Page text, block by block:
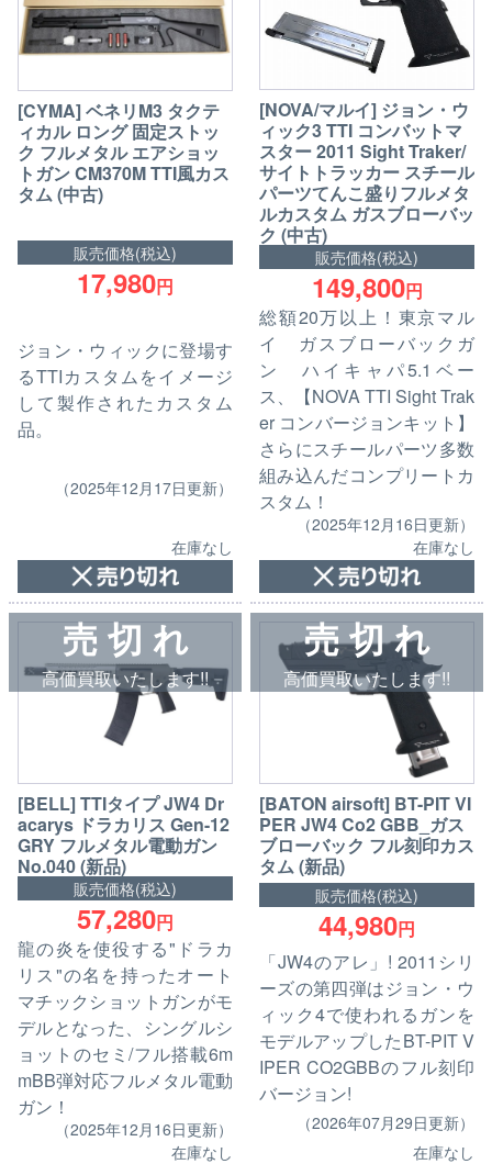
[CYMA] ベネリM3 タクテ
ィカル ロング 固定ストッ
ク フルメタル エアショッ
トガン CM370M TTI風カス
タム (中古)
販売価格(税込)
17,980円
ジョン・ウィックに登場す
るTTIカスタムをイメージ
して製作されたカスタム
品。
（2025年12月17日更新）
在庫なし
[NOVA/マルイ] ジョン・ウ
ィック3 TTI コンバットマ
スター 2011 Sight Traker/
サイトトラッカー スチール
パーツてんこ盛りフルメタ
ルカスタム ガスブローバッ
ク (中古)
販売価格(税込)
149,800円
総額20万以上！東京マル
イ ガスブローバックガ
ン ハイキャパ5.1ベー
ス、【NOVA TTI Sight Trak
er コンバージョンキット】
さらにスチールパーツ多数
組み込んだコンプリートカ
スタム！
（2025年12月16日更新）
在庫なし
売 切 れ
高価買取いたします!!
[BELL] TTIタイプ JW4 Dr
acarys ドラカリス Gen-12
GRY フルメタル電動ガン
No.040 (新品)
販売価格(税込)
57,280円
龍の炎を使役する"ドラカ
リス"の名を持ったオート
マチックショットガンがモ
デルとなった、シングルシ
ョットのセミ/フル搭載6m
mBB弾対応フルメタル電動
ガン！
（2025年12月16日更新）
在庫なし
売 切 れ
高価買取いたします!!
[BATON airsoft] BT-PIT VI
PER JW4 Co2 GBB_ガス
ブローバック フル刻印カス
タム (新品)
販売価格(税込)
44,980円
「JW4のアレ」! 2011シリ
ーズの第四弾はジョン・ウ
ィック4で使われるガンを
モデルアップしたBT-PIT V
IPER CO2GBBのフル刻印
バージョン!
（2026年07月29日更新）
在庫なし